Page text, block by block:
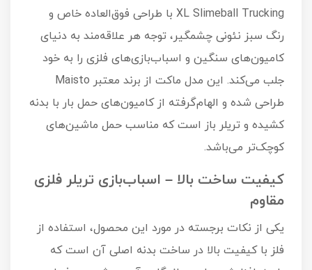
XL Slimeball Trucking با طراحی فوق‌العاده خاص و
رنگ سبز نئونی چشمگیر، توجه هر علاقه‌مند به دنیای
کامیون‌های سنگین و اسباب‌بازی‌های فلزی را به خود
جلب می‌کند. این مدل ماکت از برند معتبر Maisto
طراحی شده و الهام‌گرفته از کامیون‌های حمل بار با بدنه
کشیده و تریلر باز است که مناسب حمل ماشین‌های
کوچک‌تر می‌باشد.
کیفیت ساخت بالا – اسباب‌بازی تریلر فلزی
مقاوم
یکی از نکات برجسته در مورد این محصول، استفاده از
فلز با کیفیت بالا در ساخت بدنه اصلی آن است که